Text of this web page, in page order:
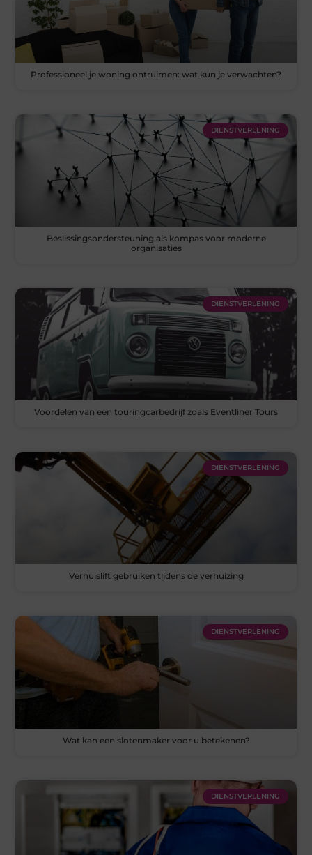
Professioneel je woning ontruimen: wat kun je verwachten?
DIENSTVERLENING
Beslissingsondersteuning als kompas voor moderne
organisaties
DIENSTVERLENING
Voordelen van een touringcarbedrijf zoals Eventliner Tours
DIENSTVERLENING
Verhuislift gebruiken tijdens de verhuizing
DIENSTVERLENING
Wat kan een slotenmaker voor u betekenen?
DIENSTVERLENING